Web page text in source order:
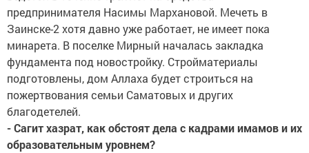
предпринимателя Насимы Мархановой. Мечеть в
Заинске-2 хотя давно уже работает, не имеет пока
минарета. В поселке Мирный началась закладка
фундамента под новостройку. Стройматериалы
подготовлены, дом Аллаха будет строиться на
пожертвования семьи Саматовых и других
благодетелей.
- Сагит хазрат, как обстоят дела с кадрами имамов и их
образовательным уровнем?